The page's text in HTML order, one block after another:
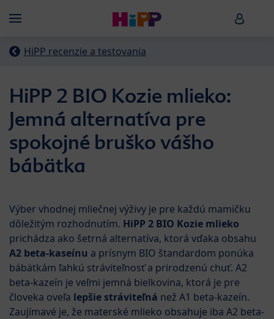
Menü HiPP
HiPP recenzie a testovania
HiPP 2 BIO Kozie mlieko:
Jemná alternatíva pre
spokojné bruško vášho
bábätka
Výber vhodnej mliečnej výživy je pre každú mamičku
dôležitým rozhodnutím. HiPP 2 BIO Kozie mlieko
prichádza ako šetrná alternatíva, ktorá vďaka obsahu
A2 beta-kaseínu a prísnym BIO štandardom ponúka
bábätkám ľahkú stráviteľnosť a prirodzenú chuť. A2
beta-kazeín je veľmi jemná bielkovina, ktorá je pre
človeka oveľa lepšie stráviteľná než A1 beta-kazeín.
Zaujímavé je, že materské mlieko obsahuje iba A2 beta-